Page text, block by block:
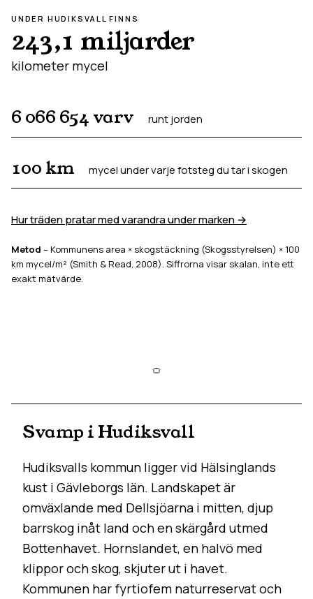
UNDER HUDIKSVALL FINNS
243,1 miljarder
kilometer mycel
6 066 654 varv runt jorden
100 km mycel under varje fotsteg du tar i skogen
Hur träden pratar med varandra under marken →
Metod – Kommunens area × skogstäckning (Skogsstyrelsen) × 100
km mycel/m² (Smith & Read, 2008). Siffrorna visar skalan, inte ett
exakt mätvärde.
Svamp i Hudiksvall
Hudiksvalls kommun ligger vid Hälsinglands
kust i Gävleborgs län. Landskapet är
omväxlande med Dellsjöarna i mitten, djup
barrskog inåt land och en skärgård utmed
Bottenhavet. Hornslandet, en halvö med
klippor och skog, skjuter ut i havet.
Kommunen har fyrtiofem naturreservat och